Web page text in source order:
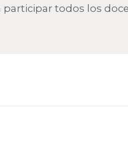
todos los